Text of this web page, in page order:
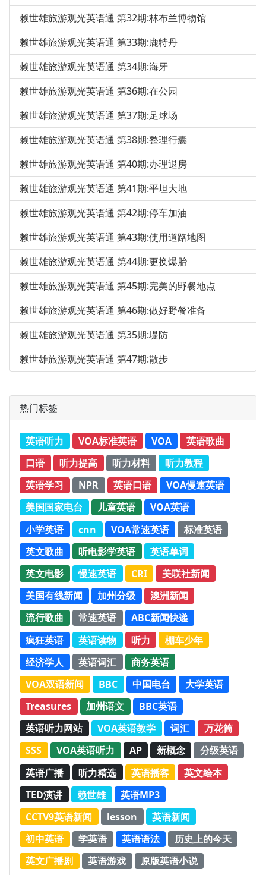
赖世雄旅游观光英语通 第32期:林布兰博物馆
赖世雄旅游观光英语通 第33期:鹿特丹
赖世雄旅游观光英语通 第34期:海牙
赖世雄旅游观光英语通 第36期:在公园
赖世雄旅游观光英语通 第37期:足球场
赖世雄旅游观光英语通 第38期:整理行囊
赖世雄旅游观光英语通 第40期:办理退房
赖世雄旅游观光英语通 第41期:平坦大地
赖世雄旅游观光英语通 第42期:停车加油
赖世雄旅游观光英语通 第43期:使用道路地图
赖世雄旅游观光英语通 第44期:更换爆胎
赖世雄旅游观光英语通 第45期:完美的野餐地点
赖世雄旅游观光英语通 第46期:做好野餐准备
赖世雄旅游观光英语通 第35期:堤防
赖世雄旅游观光英语通 第47期:散步
热门标签
英语听力 VOA标准英语 VOA
英语歌曲
口语
听力提高 听力材料
听力教程
英语学习
NPR 英语口语
VOA慢速英语
美国国家电台
儿童英语
VOA英语
小学英语
cnn VOA常速英语
标准英语
英文歌曲
听电影学英语
英语单词
英文电影
慢速英语 CRI
美联社新闻
美国有线新闻
加州分级
澳洲新闻
流行歌曲
常速英语
ABC新闻快递
疯狂英语
英语读物 听力
棚车少年
经济学人
英语词汇
商务英语
VOA双语新闻
BBC 中国电台
大学英语
Treasures
加州语文
BBC英语
英语听力网站
VOA英语教学 词汇
万花筒
SSS
VOA英语听力 AP 新概念
分级英语
英语广播
听力精选 英语播客
英文绘本
TED演讲
赖世雄
英语MP3
CCTV9英语新闻
lesson
英语新闻
初中英语
学英语 英语语法
历史上的今天
英文广播剧
英语游戏
原版英语小说